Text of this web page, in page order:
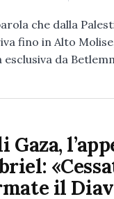
che dalla
fino in Alto
da
Gaza,
il